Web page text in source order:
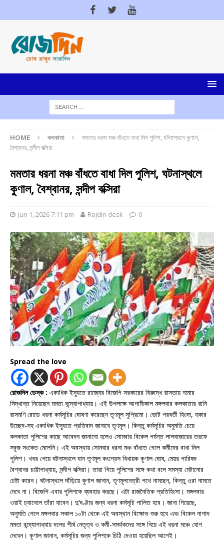
HOME কলকাতা
মমতার ধরনা মঞ্চ বাঁধতে বাধা দিল পুলিশ, ঘটনাস্থলে কুণাল,
বৈশ্বানর, সন্দীপ বক্সিরা
মমতার ধরনা মঞ্চ বাঁধতে বাধা দিল পুলিশ, ঘটনাস্থলে
কুণাল, বৈশ্বানর, সন্দীপ বক্সিরা
Jun 1, 2026 7:11 pm Rojdin desk 0
Spread the love
রোজদিন ডেস্ক : একাধিক ইস্যুতে রাজ্যের বিজেপি সরকারের বিরুদ্ধে রাস্তায় নামার
সিদ্ধান্ত নিয়েছেন মমতা বন্দ্যোপাধ্যায়। এই উপলক্ষে আগামীকাল মঙ্গলবার কলকাতার রানি
রাসমণি রোডে ধরনা কর্মসূচির ঘোষণা করেছেন তৃণমূল সুপ্রিমো। ভোট পরবর্তী হিংসা, হকার
উচ্ছেদ-সহ একাধিক ইস্যুতে প্রতিবাদ জানাবে তৃণমূল। কিন্তু কর্মসূচির অনুমতি চেয়ে
কলকাতা পুলিশের কাছে আবেদন জানানো হলেও সোমবার বিকেল পর্যন্ত লালবাজারের তরফে
সবুজ সংকেত মেলেনি। এই অবস্থায় সোমবার ধরনা মঞ্চ বাঁধতে গেলে কর্মীদের বাধা দিল
পুলিশ। খবর পেয়ে ঘটনাস্থলে যান তৃণমূল কংগ্রেস বিধায়ক কুণাল ঘোষ, মেয়র পারিষদ
বৈশ্বানর চট্টোপাধ্যায়, সন্দীপ বক্সিরা। তারা গিয়ে পুলিশের সঙ্গে কথা বলে সমস্যা মেটানোর
চেষ্টা করেন। ঘটনাস্থলে দাঁড়িয়ে কুণাল জানান, তৃণমূলনেত্রী পথে নামছেন, কিন্তু ওরা নামতে
দেবে না। বিজেপি এবার পুলিশকে ব্যবহার করছে। এটা রাজনৈতিক প্রতিহিংসা। মঙ্গলবার
ওয়াই চ্যানেলে তাঁরা যাবেন। দু’ঘণ্টার জন্য ধরনা কর্মসূচি পালিত হবে। জানা গিয়েছে,
অনুমতি পেলে মঙ্গলবার সকাল ১০টা থেকে এই অবস্থান বিক্ষোভ শুরু হবে এবং বিকেল নাগাদ
মমতা বন্দ্যোপাধ্যায় দলের শীর্ষ নেতৃত্ব ও কর্মী-সমর্থকদের সঙ্গে নিয়ে এই ধরনা মঞ্চে যোগ
দেবেন। কুণাল জানান, কর্মসূচির জন্য পুলিশকে চিঠি দেওয়া হয়েছিল আগেই।